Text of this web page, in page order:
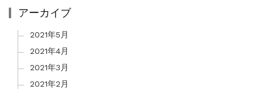
アーカイブ
2021年5月
2021年4月
2021年3月
2021年2月